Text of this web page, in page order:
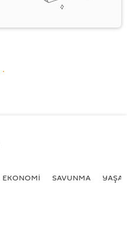
EKONOMİ SAVUNMA